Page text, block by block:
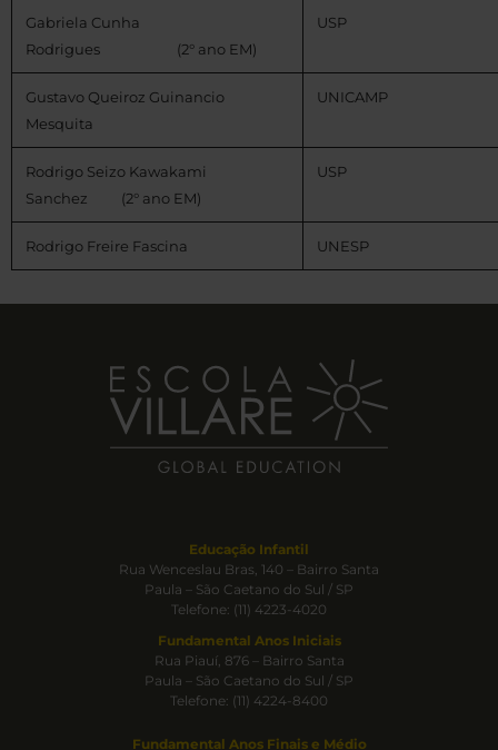
Gabriela Cunha
Rodrigues (2° ano EM)
USP
Gustavo Queiroz Guinancio
Mesquita
UNICAMP
Rodrigo Seizo Kawakami
Sanchez (2° ano EM)
USP
Rodrigo Freire Fascina UNESP
Educação Infantil
Rua Wenceslau Bras, 140 – Bairro Santa
Paula – São Caetano do Sul / SP
Telefone: (11) 4223-4020
Fundamental Anos Iniciais
Rua Piauí, 876 – Bairro Santa
Paula – São Caetano do Sul / SP
Telefone: (11) 4224-8400
Fundamental Anos Finais e Médio